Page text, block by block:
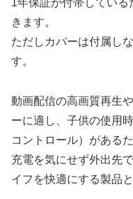
1年保証が付帯してい
きます。
ただしカバーは付属し
す。
動画配信の高画質再生
ーに適し、子供の使用
コントロール）がある
充電を気にせず外出先
イフを快適にする製品